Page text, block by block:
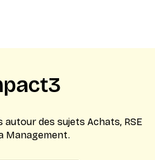
des sujets Achats, RSE
Management.